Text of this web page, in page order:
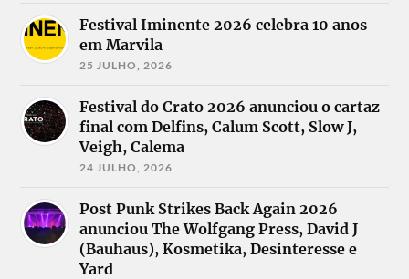
Festival Iminente 2026 celebra 10 anos
em Marvila
25 JULHO, 2026
Festival do Crato 2026 anunciou o cartaz
final com Delfins, Calum Scott, Slow J,
Veigh, Calema
24 JULHO, 2026
Post Punk Strikes Back Again 2026
anunciou The Wolfgang Press, David J
(Bauhaus), Kosmetika, Desinteresse e
Yard